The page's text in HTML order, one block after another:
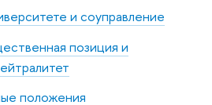
и соуправление
позиция и
положения